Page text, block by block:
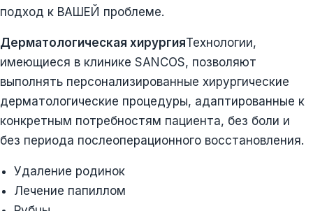
подход к ВАШЕЙ проблеме.
Дерматологическая хирургияТехнологии,
имеющиеся в клинике SANCOS, позволяют
выполнять персонализированные хирургические
дерматологические процедуры, адаптированные к
конкретным потребностям пациента, без боли и
без периода послеоперационного восстановления.
Удаление родинок
Лечение папиллом